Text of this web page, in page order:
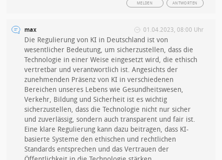
ANTWORTEN
MELDEN
max 01.04.2023, 08:00 Uhr
Die Regulierung von KI in Deutschland ist von
wesentlicher Bedeutung, um sicherzustellen, dass die
Technologie in einer Weise eingesetzt wird, die ethisch
vertretbar und verantwortlich ist. Angesichts der
zunehmenden Präsenz von KI in verschiedenen
Bereichen unseres Lebens wie Gesundheitswesen,
Verkehr, Bildung und Sicherheit ist es wichtig
sicherzustellen, dass die Technologie nicht nur sicher
und zuverlässig, sondern auch transparent und fair ist.
Eine klare Regulierung kann dazu beitragen, dass KI-
basierte Systeme den ethischen und rechtlichen
Standards entsprechen und das Vertrauen der